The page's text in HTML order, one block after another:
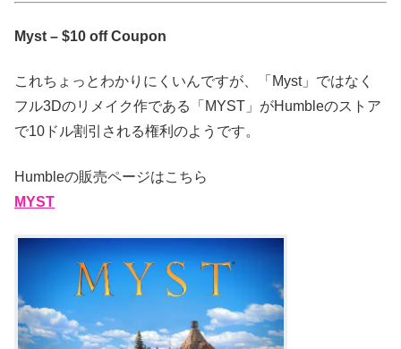
Myst – $10 off Coupon
これちょっとわかりにくいんですが、「Myst」ではなく
フル3Dのリメイク作である「MYST」がHumbleのストア
で10ドル割引される権利のようです。
Humbleの販売ページはこちら
MYST